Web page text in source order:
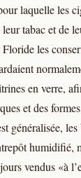
laquelle les
tabac et de
les
en verre,
et des
généralisée,
humidifié,
vendus «à